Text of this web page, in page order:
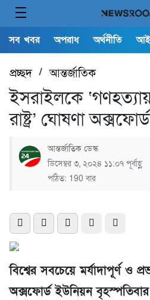
সব খবর অপরাধ অর্থনীতি
প্রচ্ছদ/আন্তর্জাতিক
ইসরাইলকে ‘গণহত্যায়
রাষ্ট্র’ ঘােষণা
আন্তর্জাতিক ডেস্ক
ডিসেম্বর ৩, ২০২৪ ১১:০৭ পূর্বাহ্ণ
পঠিত: 190 বার
বিশ্বের সবচেয়ে মর্যাদাপূর্ণ ও
অক্সফোর্ড ইউনিয়ন